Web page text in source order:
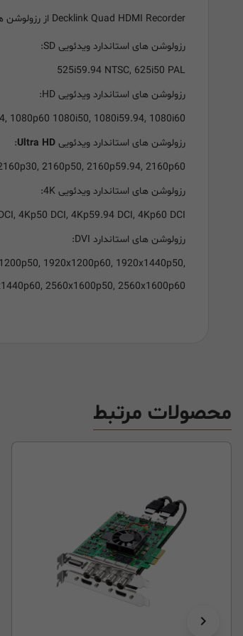
Decklink Quad HDMI Recorder از رزولوشن های تصویری زیر پشتیبانی میکند:
رزولوشن های استاندارد ویدئویی SD:
525i59.94 NTSC, 625i50 PAL
رزولوشن های استاندارد ویدئویی HD:
1080p60 1080i50, 1080i59.94, 1080i60
رزولوشن های استاندارد ویدئویی Ultra HD
:
2160p50, 2160p59.94, 2160p60
رزولوشن های استاندارد ویدئویی 4K:
4Kp50 DCI, 4Kp59.94 DCI, 4Kp60 DCI
رزولوشن های استاندارد DVI:
1920x1200p60, 1920x1440p50,
2560x1600p50, 2560x1600p60
محصولات مرتبط